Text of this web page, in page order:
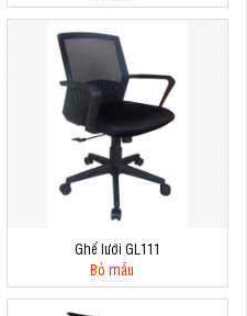
Ghế lưới GL111
Bỏ mẫu